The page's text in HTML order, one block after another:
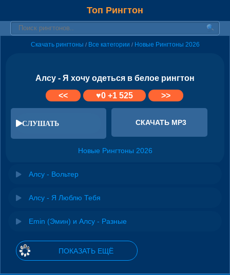
Топ Рингтон
Скачать рингтоны / Все категории / Новые Рингтоны 2026
Алсу - Я хочу одеться в белое рингтон
<<
♥0 +1 525 >>
СЛУШАТЬ СКАЧАТЬ MP3
Новые Рингтоны 2026
Алсу - Вольтер
Алсу - Я Люблю Тебя
Emin (Эмин) и Алсу - Разные
ПОКАЗАТЬ ЕЩЁ